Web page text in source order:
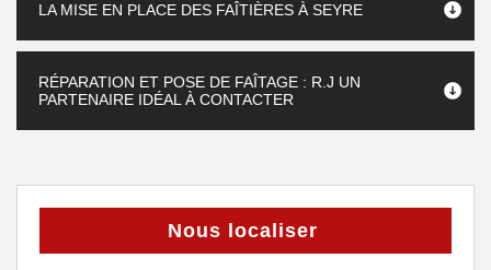
LA MISE EN PLACE DES FAÎTIÈRES À SEYRE
RÉPARATION ET POSE DE FAÎTAGE : R.J UN
PARTENAIRE IDÉAL À CONTACTER
Nous localiser